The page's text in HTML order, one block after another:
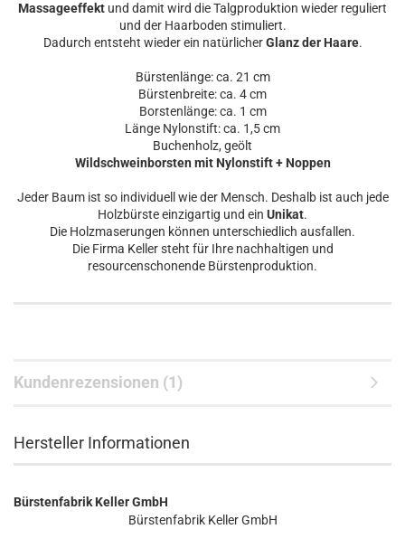
Massageeffekt und damit wird die Talgproduktion wieder reguliert
und der Haarboden stimuliert.
Dadurch entsteht wieder ein natürlicherGlanz der Haare.
Bürstenlänge: ca. 21 cm
Bürstenbreite: ca. 4 cm
Borstenlänge: ca. 1 cm
Länge Nylonstift: ca. 1,5 cm
Buchenholz, geölt
Wildschweinborsten mit Nylonstift + Noppen
Jeder Baum ist so individuell wie der Mensch. Deshalb ist auch jede
Holzbürste einzigartig und ein Unikat.
Die Holzmaserungen können unterschiedlich ausfallen.
Die Firma Keller steht für Ihre nachhaltigen und
resourcenschonende Bürstenproduktion.
Kundenrezensionen (1)
Hersteller Informationen
Bürstenfabrik Keller GmbH
Bürstenfabrik Keller GmbH